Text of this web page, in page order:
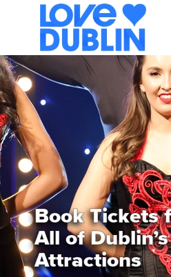
Book Tickets
All of
Attractions